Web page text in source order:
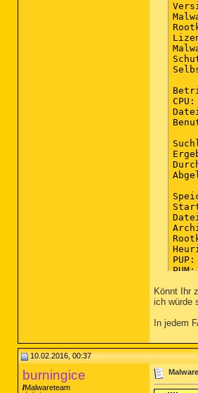
Könnt Ihr
ich würde
In jedem
10.02.2016, 00:37
burningice
Malwareteam